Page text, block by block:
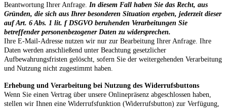
Beantwortung Ihrer Anfrage. In diesem Fall haben Sie das Recht, aus
Gründen, die sich aus Ihrer besonderen Situation ergeben, jederzeit dieser
auf Art. 6 Abs. 1 lit. f DSGVO beruhenden Verarbeitungen Sie
betreffender personenbezogener Daten zu widersprechen.
Ihre E-Mail-Adresse nutzen wir nur zur Bearbeitung Ihrer Anfrage. Ihre
Daten werden anschließend unter Beachtung gesetzlicher
Aufbewahrungsfristen gelöscht, sofern Sie der weitergehenden Verarbeitung
und Nutzung nicht zugestimmt haben.
Erhebung und Verarbeitung bei Nutzung des Widerrufsbuttons
Wenn Sie einen Vertrag über unsere Onlinepräsenz abgeschlossen haben,
stellen wir Ihnen eine Widerrufsfunktion (Widerrufsbutton) zur Verfügung,